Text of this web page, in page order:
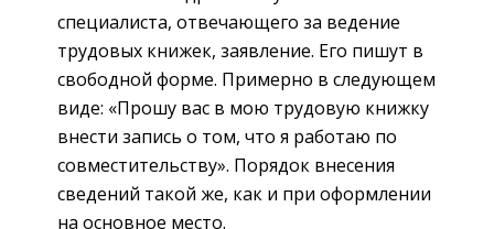
специалиста, отвечающего за ведение
трудовых книжек, заявление. Его пишут в
свободной форме. Примерно в следующем
виде: «Прошу вас в мою трудовую книжку
внести запись о том, что я работаю по
совместительству». Порядок внесения
сведений такой же, как и при оформлении
на основное место.